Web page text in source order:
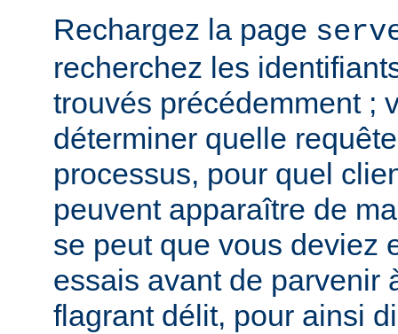
Rechargez la page
recherchez les
trouvés précédemment ;
déterminer quelle
processus, pour quel
peuvent apparaître de
se peut que vous deviez
essais avant de parvenir
flagrant délit, pour ainsi